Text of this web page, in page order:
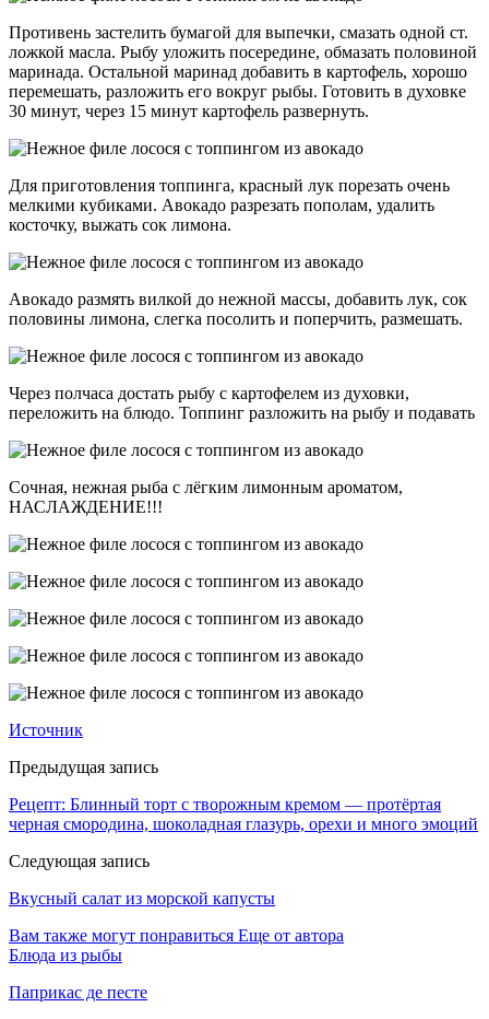
Противень застелить бумагой для выпечки, смазать одной ст.
ложкой масла. Рыбу уложить посередине, обмазать половиной
маринада. Остальной маринад добавить в картофель, хорошо
перемешать, разложить его вокруг рыбы. Готовить в духовке
30 минут, через 15 минут картофель развернуть.
Для приготовления топпинга, красный лук порезать очень
мелкими кубиками. Авокадо разрезать пополам, удалить
косточку, выжать сок лимона.
Авокадо размять вилкой до нежной массы, добавить лук, сок
половины лимона, слегка посолить и поперчить, размешать.
Через полчаса достать рыбу с картофелем из духовки,
переложить на блюдо. Топпинг разложить на рыбу и подавать
Сочная, нежная рыба с лёгким лимонным ароматом,
НАСЛАЖДЕНИЕ!!!
Источник
Предыдущая запись
Рецепт: Блинный торт с творожным кремом — протёртая
черная смородина, шоколадная глазурь, орехи и много эмоций
Следующая запись
Вкусный салат из морской капусты
Вам также могут понравиться Еще от автора
Блюда из рыбы
Паприкас де песте